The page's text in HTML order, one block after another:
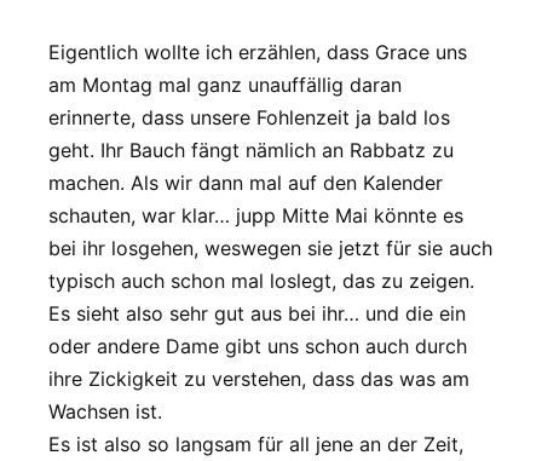
Eigentlich wollte ich erzählen, dass Grace uns
am Montag mal ganz unauffällig daran
erinnerte, dass unsere Fohlenzeit ja bald los
geht. Ihr Bauch fängt nämlich an Rabbatz zu
machen. Als wir dann mal auf den Kalender
schauten, war klar… jupp Mitte Mai könnte es
bei ihr losgehen, weswegen sie jetzt für sie auch
typisch auch schon mal loslegt, das zu zeigen.
Es sieht also sehr gut aus bei ihr… und die ein
oder andere Dame gibt uns schon auch durch
ihre Zickigkeit zu verstehen, dass das was am
Wachsen ist.
Es ist also so langsam für all jene an der Zeit,